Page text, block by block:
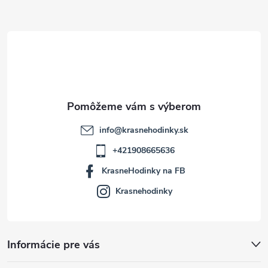
Informácie pre vás
info@krasnehodinky.sk
+421908665636
KrasneHodinky na FB
Krasnehodinky